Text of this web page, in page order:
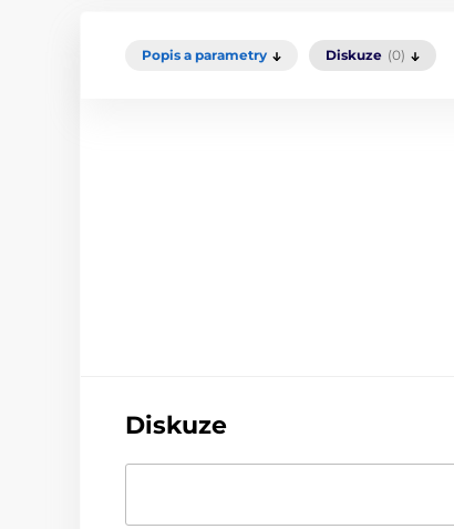
Popis a parametry Diskuze (0)
Diskuze